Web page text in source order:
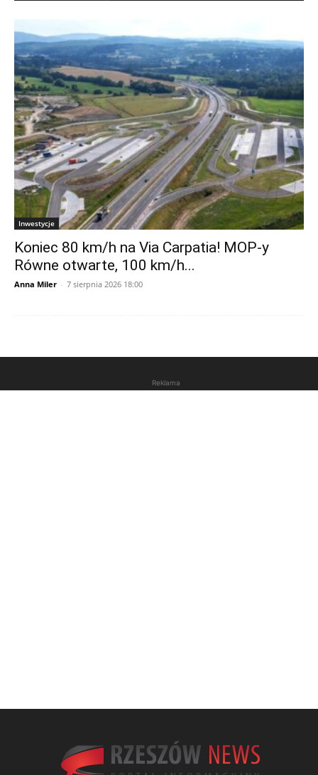
Inwestycje
Koniec 80 km/h na Via Carpatia! MOP-y
Równe otwarte, 100 km/h...
Anna Miler - 7 sierpnia 2026 18:00
Reklama